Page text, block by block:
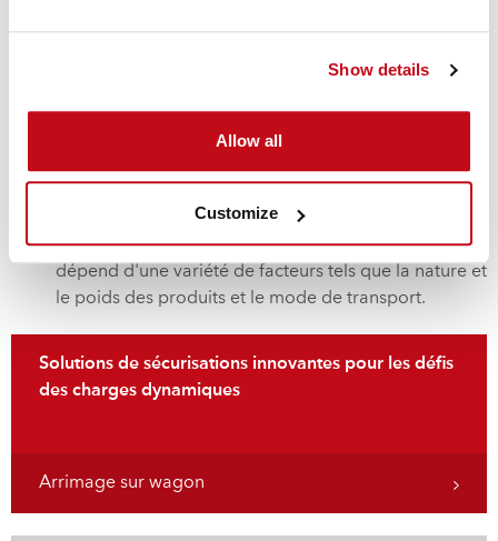
Show details
Allow all
Customize
pour sécuriser les mêmes éléments d'une cargaison.
d'arrimage
Cordstrap
kg (450 daN) à plus de 20 411 kg (20 000 daN). On
remarquera que les sangles en polypropylène ont
elles sont apparemment similaires.
Le meilleur arrimage pour une solution spécifique
dépend d'une variété de facteurs tels que la nature et
le poids des produits et le mode de transport.
Solutions de sécurisations innovantes pour les défis
des charges dynamiques
Arrimage sur wagon